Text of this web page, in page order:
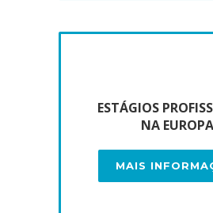
ESTÁGIOS
NA EUROPA
MAIS